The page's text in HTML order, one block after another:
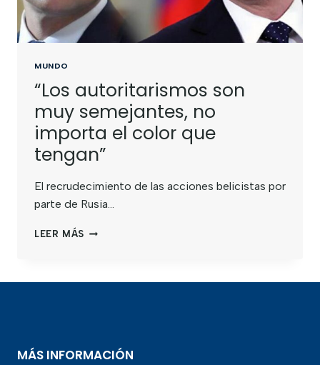
MUNDO
“Los autoritarismos son
muy semejantes, no
importa el color que
tengan”
El recrudecimiento de las acciones belicistas por
parte de Rusia…
LEER MÁS
MÁS INFORMACIÓN